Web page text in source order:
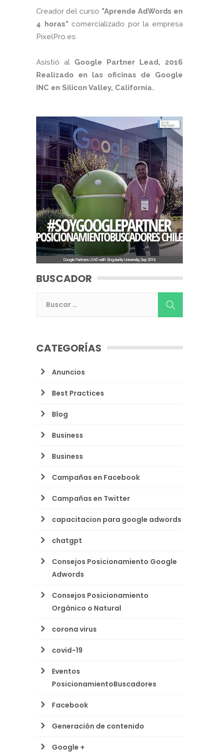
Creador del curso "Aprende AdWords en
4 horas" comercializado por la empresa
PixelPro.es
Asistió al Google Partner Lead, 2016
Realizado en las oficinas de Google
INC en Silicon Valley, California.
BUSCADOR
CATEGORÍAS
Anuncios
Best Practices
Blog
Business
Business
Campañas en Facebook
Campañas en Twitter
capacitacion para google adwords
chatgpt
Consejos Posicionamiento Google
Adwords
Consejos Posicionamiento
Orgánico o Natural
corona virus
covid-19
Eventos
PosicionamientoBuscadores
Facebook
Generación de contenido
Google +